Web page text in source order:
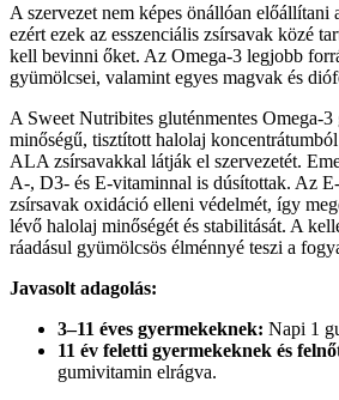
A szervezet nem képes önállóan előállítani
ezért ezek az esszenciális zsírsavak közé
kell bevinni őket. Az Omega-3 legjobb
gyümölcsei, valamint egyes magvak és
A Sweet Nutribites gluténmentes Omega-
minőségű, tisztított halolaj
ALA zsírsavakkal látják el szervezetét.
A-, D3- és E-vitaminnal is dúsítottak. Az
zsírsavak oxidáció elleni védelmét, így
lévő halolaj minőségét és stabilitását. A
ráadásul gyümölcsös élménnyé teszi a
Javasolt adagolás:
3–11 éves gyermekeknek: Napi 1
11 év feletti gyermekeknek és
gumivitamin elrágva.